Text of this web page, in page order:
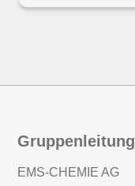
Gruppenleitung
EMS-CHEMIE AG